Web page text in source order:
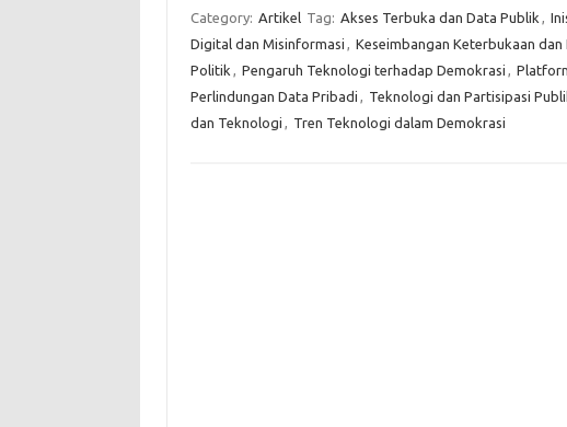
Category: Artikel Tag: Akses Terbuka dan Data Publik ,
Digital dan Misinformasi , Keseimbangan Keterbukaan dan
Politik , Pengaruh Teknologi terhadap Demokrasi ,
Perlindungan Data Pribadi , Teknologi dan Partisipasi
dan Teknologi , Tren Teknologi dalam Demokrasi